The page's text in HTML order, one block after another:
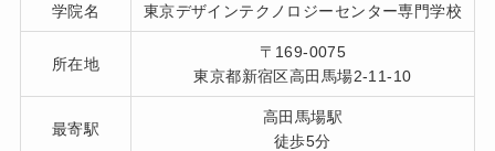
学院名 東京デザインテクノロジーセンター専門学校
所在地
〒169-0075
東京都新宿区高田馬場2-11-10
最寄駅
高田馬場駅
徒歩5分